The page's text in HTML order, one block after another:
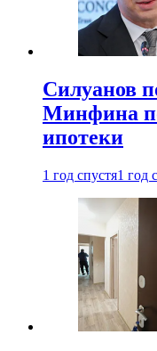
Силуанов
Минфина
ипотеки
1 год спустя1 год